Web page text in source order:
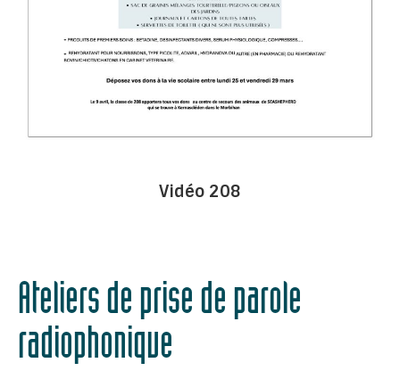
Vidéo 208
Ateliers de prise de parole
radiophonique